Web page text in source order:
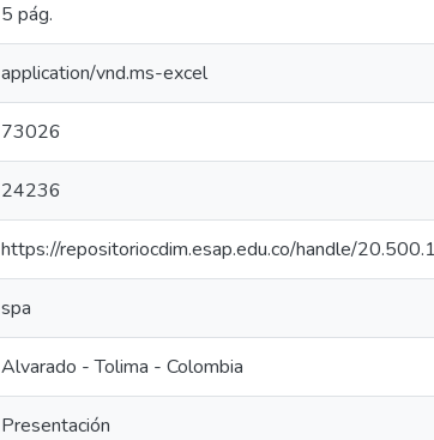
5 pág.
application/vnd.ms-excel
73026
24236
https://repositoriocdim.esap.edu.co/handle/
spa
Alvarado - Tolima - Colombia
Presentación